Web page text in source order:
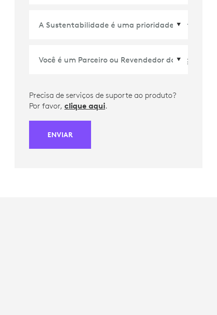
Precisa de serviços de suporte ao produto?
Por favor, clique aqui.
ENVIAR